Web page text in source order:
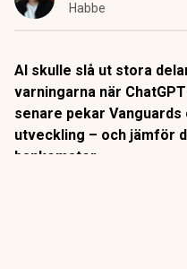
Habbe
AI skulle slå ut stora
varningarna när
senare pekar
utveckling – och jämför
bankomater.